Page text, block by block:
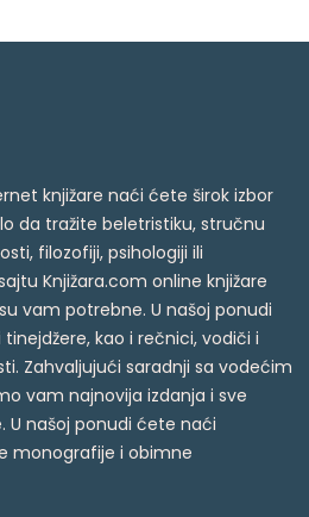
knjižare naći ćete širok izbor
da tražite beletristiku, stručnu
filozofiji, psihologiji ili
Knjižara.com online knjižare
vam potrebne. U našoj ponudi
kao i rečnici, vodiči i
Zahvaljujući saradnji sa vodećim
vam najnovija izdanja i sve
U našoj ponudi ćete naći
monografije i obimne